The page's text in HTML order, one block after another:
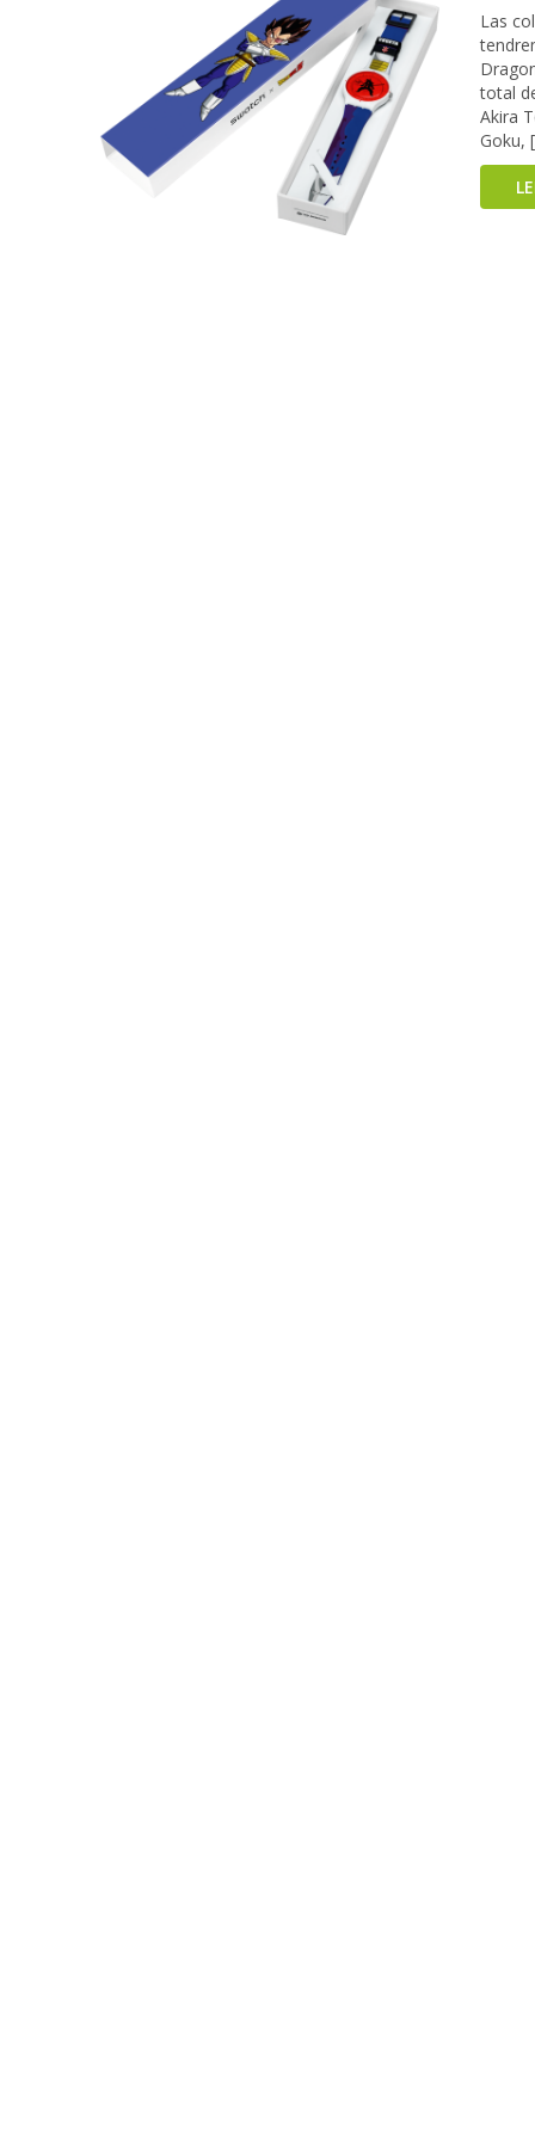
Las
total
Akira
Goku,